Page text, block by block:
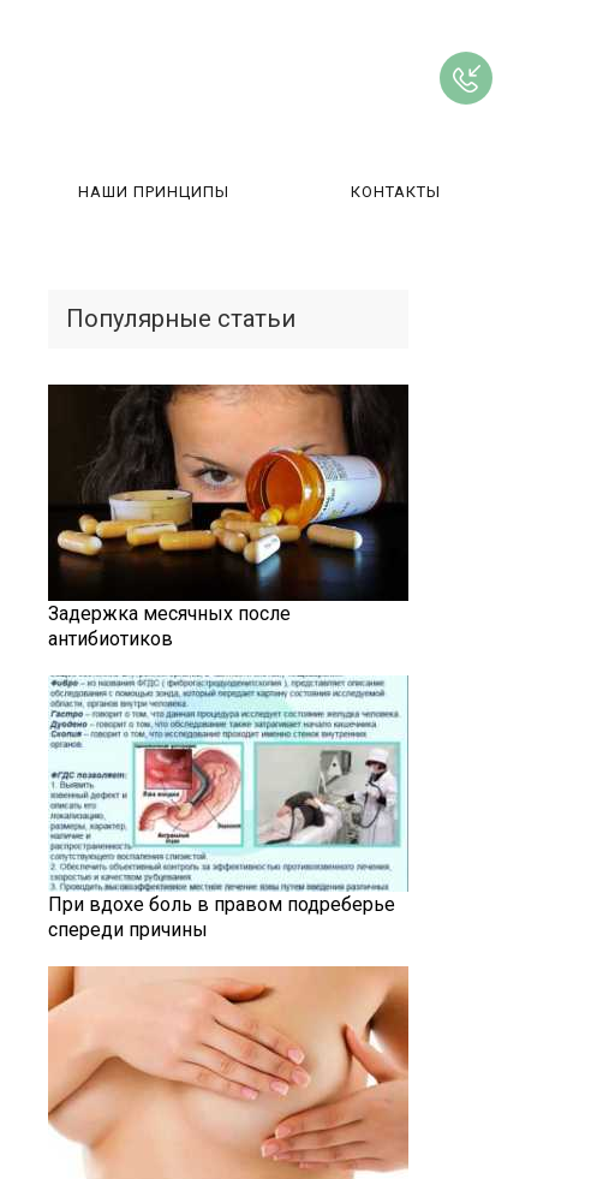
НАШИ ПРИНЦИПЫ КОНТАКТЫ
Популярные статьи
Задержка месячных после
антибиотиков
При вдохе боль в правом подреберье
спереди причины